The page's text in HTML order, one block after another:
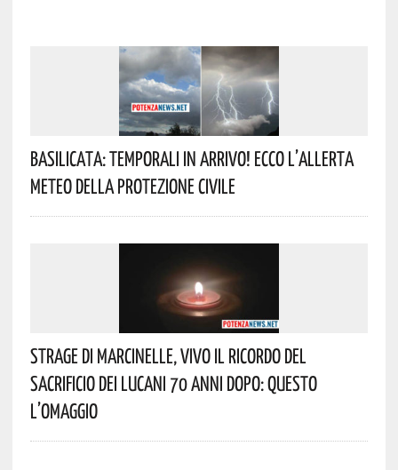
Basilicata: Temporali In Arrivo! Ecco L’allerta
Meteo Della Protezione Civile
Strage Di Marcinelle, Vivo Il Ricordo Del
Sacrificio Dei Lucani 70 Anni Dopo: Questo
L’omaggio